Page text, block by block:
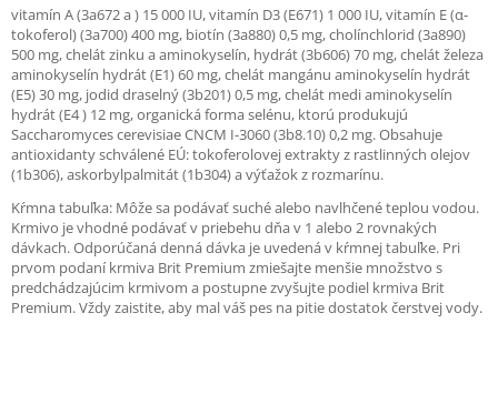
vitamín A (3a672 a ) 15 000 IU, vitamín D3 (E671) 1 000 IU, vitamín E (α-
tokoferol) (3a700) 400 mg, biotín (3a880) 0,5 mg, cholínchlorid (3a890)
500 mg, chelát zinku a aminokyselín, hydrát (3b606) 70 mg, chelát železa
aminokyselín hydrát (E1) 60 mg, chelát mangánu aminokyselín hydrát
(E5) 30 mg, jodid draselný (3b201) 0,5 mg, chelát medi aminokyselín
hydrát (E4 ) 12 mg, organická forma selénu, ktorú produkujú
Saccharomyces cerevisiae CNCM I-3060 (3b8.10) 0,2 mg. Obsahuje
antioxidanty schválené EÚ: tokoferolovej extrakty z rastlinných olejov
(1b306), askorbylpalmitát (1b304) a výťažok z rozmarínu.
Kŕmna tabuľka: Môže sa podávať suché alebo navlhčené teplou vodou.
Krmivo je vhodné podávať v priebehu dňa v 1 alebo 2 rovnakých
dávkach. Odporúčaná denná dávka je uvedená v kŕmnej tabuľke. Pri
prvom podaní krmiva Brit Premium zmiešajte menšie množstvo s
predchádzajúcim krmivom a postupne zvyšujte podiel krmiva Brit
Premium. Vždy zaistite, aby mal váš pes na pitie dostatok čerstvej vody.